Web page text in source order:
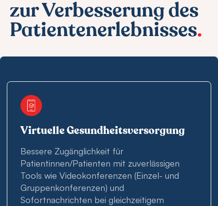
zur Verbesserung des
Patientenerlebnisses.
Virtuelle Gesundheitsversorgung
Bessere Zugänglichkeit für
Patientinnen/Patienten mit zuverlässigen
Tools wie Videokonferenzen (Einzel- und
Gruppenkonferenzen) und
Sofortnachrichten bei gleichzeitigem